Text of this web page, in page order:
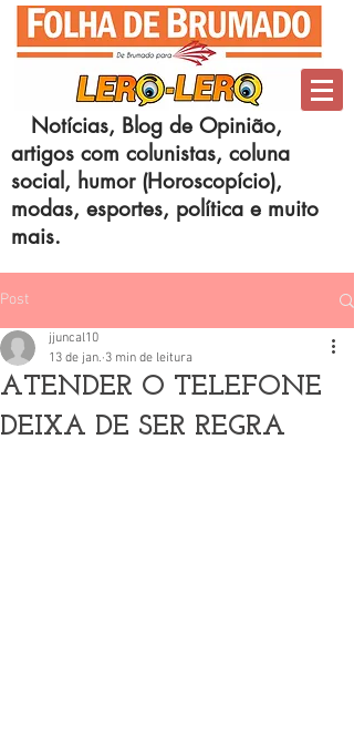
Notícias, Blog de Opinião,
artigos com colunistas, coluna
social, humor (Horoscopício),
modas, esportes, política e muito
mais.
Post
ATENDER O TELEFONE
DEIXA DE SER REGRA
jjuncal10
13 de jan. 3 min de leitura